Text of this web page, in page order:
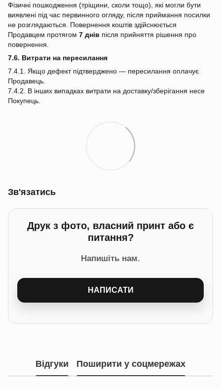
Фізичні пошкодження (тріщини, сколи тощо), які могли бути
виявлені під час первинного огляду, після приймання посилки
не розглядаються. Повернення коштів здійснюється
Продавцем протягом 7 днів після прийняття рішення про
повернення.
7.6. Витрати на пересилання
7.4.1. Якщо дефект підтверджено — пересилання оплачує
Продавець.
7.4.2. В інших випадках витрати на доставку/зберігання несе
Покупець.
Зв'язатись
Друк з фото, власний принт або є
питання?
Напишіть нам.
НАПИСАТИ
Відгуки Поширити у соцмережах